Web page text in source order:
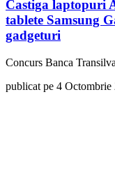
Castiga laptopuri
tablete Samsung
gadgeturi
Concurs Banca
publicat pe 4 Octombrie